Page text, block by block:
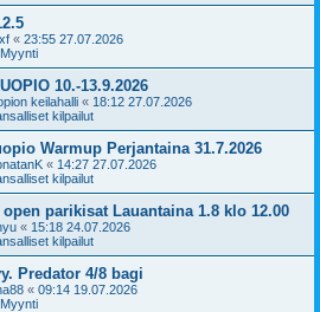
« 23:55 27.07.2026
10.-13.9.2026
keilahalli « 18:12 27.07.2026
kilpailut
Warmup Perjantaina 31.7.2026
« 14:27 27.07.2026
kilpailut
parikisat Lauantaina 1.8 klo 12.00
« 15:18 24.07.2026
kilpailut
Predator 4/8 bagi
« 09:14 19.07.2026